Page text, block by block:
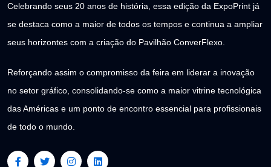
Celebrando seus 20 anos de história, essa edição da ExpoPrint já
se destaca como a maior de todos os tempos e continua a ampliar
seus horizontes com a criação do Pavilhão ConverFlexo.
Reforçando assim o compromisso da feira em liderar a inovação
no setor gráfico, consolidando-se como a maior vitrine tecnológica
das Américas e um ponto de encontro essencial para profissionais
de todo o mundo.